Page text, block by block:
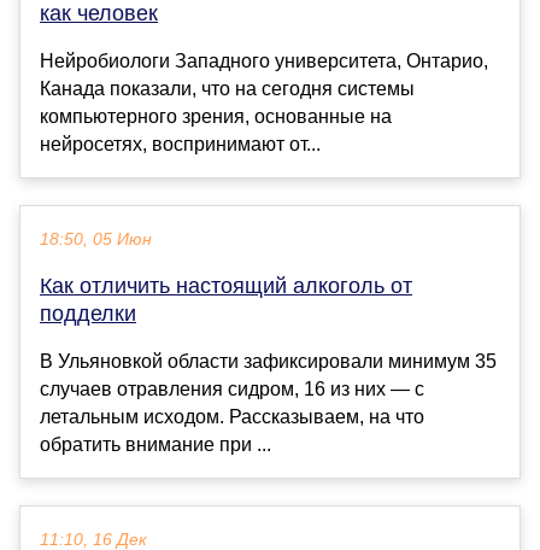
как человек
Нейробиологи Западного университета, Онтарио,
Канада показали, что на сегодня системы
компьютерного зрения, основанные на
нейросетях, воспринимают от...
18:50, 05 Июн
Как отличить настоящий алкоголь от
подделки
В Ульяновкой области зафиксировали минимум 35
случаев отравления сидром, 16 из них — с
летальным исходом. Рассказываем, на что
обратить внимание при ...
11:10, 16 Дек